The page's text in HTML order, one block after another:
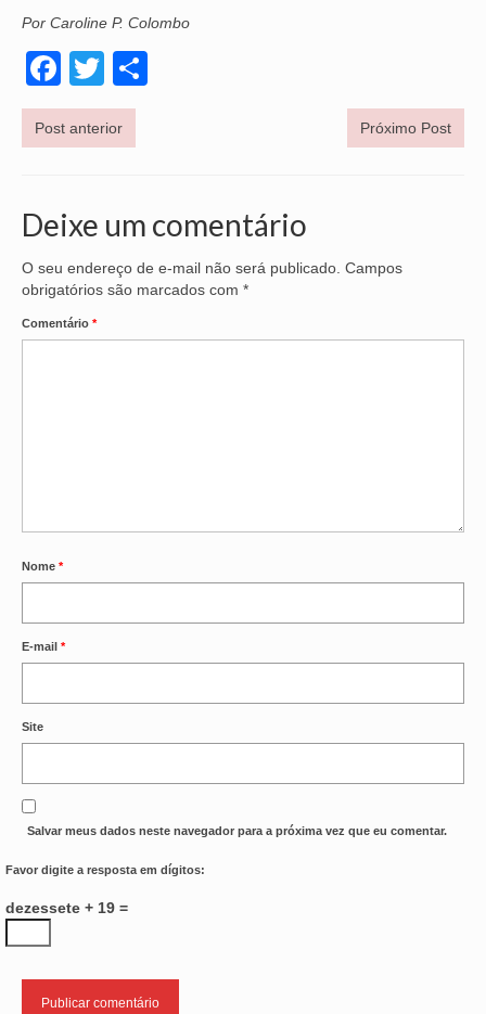
Por Caroline P. Colombo
Facebook
Twitter
Post anterior Próximo Post
Deixe um comentário
O seu endereço de e-mail não será publicado. Campos
obrigatórios são marcados com *
Comentário *
Nome *
E-mail *
Site
Salvar meus dados neste navegador para a próxima vez que eu comentar.
Favor digite a resposta em dígitos:
dezessete + 19 =